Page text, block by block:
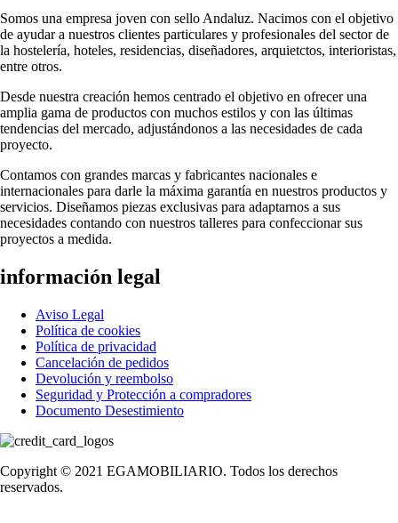
Somos una empresa joven con sello Andaluz. Nacimos con el objetivo
de ayudar a nuestros clientes particulares y profesionales del sector de
la hostelería, hoteles, residencias, diseñadores, arquietctos, interioristas,
entre otros.
Desde nuestra creación hemos centrado el objetivo en ofrecer una
amplia gama de productos con muchos estilos y con las últimas
tendencias del mercado, adjustándonos a las necesidades de cada
proyecto.
Contamos con grandes marcas y fabricantes nacionales e
internacionales para darle la máxima garantía en nuestros productos y
servicios. Diseñamos piezas exclusivas para adaptarnos a sus
necesidades contando con nuestros talleres para confeccionar sus
proyectos a medida.
información legal
Aviso Legal
Política de cookies
Política de privacidad
Cancelación de pedidos
Devolución y reembolso
Seguridad y Protección a compradores
Documento Desestimiento
Copyright © 2021 EGAMOBILIARIO. Todos los derechos
reservados.